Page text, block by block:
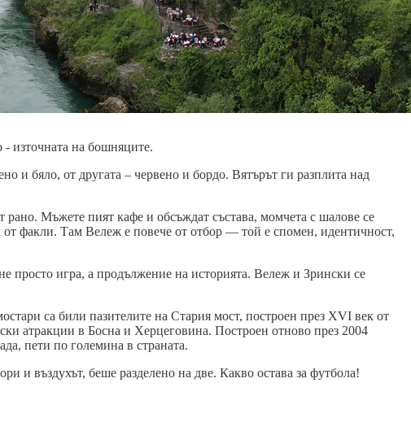
- източната на бошняците.
и бяло, от другата – червено и бордо. Вятърът ги разплита над
Мъжете пият кафе и обсъждат състава, момчета с шалове се
факли. Там Вележ е повече от отбор — той е спомен, идентичност,
просто игра, а продължение на историята. Вележ и Зрински се
са били пазителите на Стария мост, построен през XVI век от
атракции в Босна и Херцеговина. Построен отново през 2004
пети по големина в страната.
и въздухът, беше разделено на две. Какво остава за футбола!